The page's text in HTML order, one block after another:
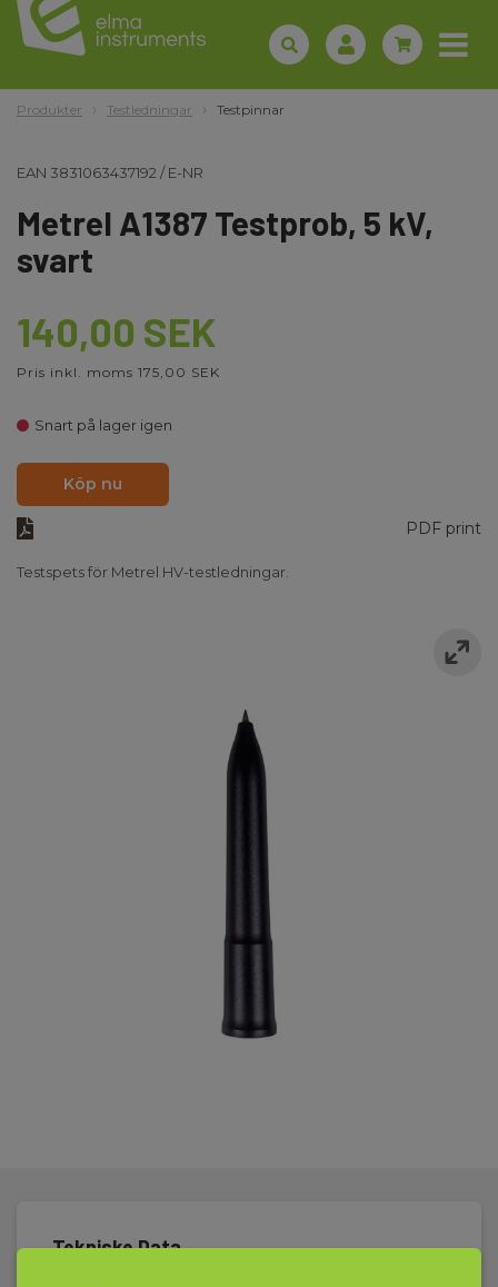
Produkter Testledningar Testpinnar
EAN 3831063437192 /E-NR
Metrel A1387 Testprob, 5 kV,
svart
140,00 SEK
Pris inkl. moms 175,00 SEK
Snart på lager igen
Köp nu
PDF print
Testspets för Metrel HV-testledningar.
Tekniske Data